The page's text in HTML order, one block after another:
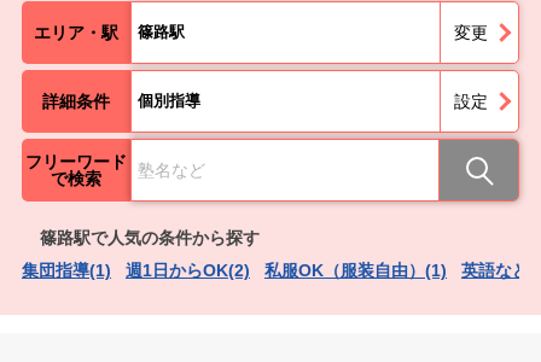
エリア・駅 篠路駅 変更
詳細条件 個別指導 設定
フリーワード
で検索
篠路駅で人気の条件から探す
集団指導(1)
週1日からOK(2) 私服OK（服装自由）(1) 英語など